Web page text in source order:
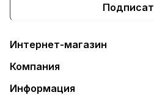
Интернет-магазин
Компания
Информация